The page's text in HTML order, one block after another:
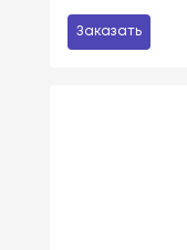
Заказать